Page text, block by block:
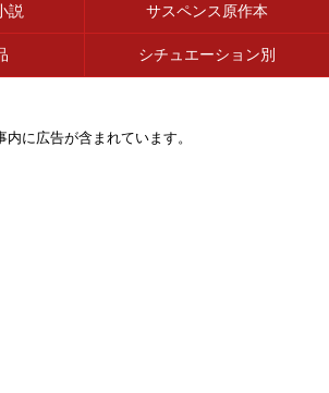
説 サスペンス原作本
シチュエーション別
内に広告が含まれています。